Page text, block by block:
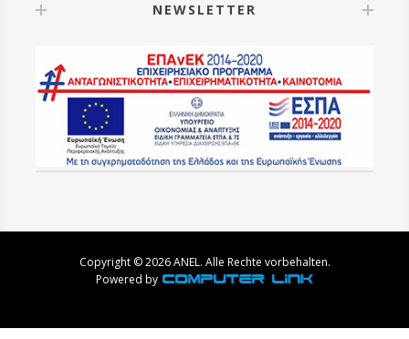
NEWSLETTER
Copyright © 2026 ANEL. Alle Rechte vorbehalten.
Powered by